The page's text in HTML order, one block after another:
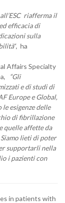
riafferma il
efficacia di
sulla
“, ha
Affairs Specialty
“Gli
e di studi di
Europe e Global,
esigenze delle
di fibrillazione
quelle affette da
lieti di poter
supportarli nella
i pazienti con
in patients with